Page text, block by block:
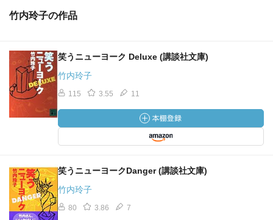
竹内玲子の作品
笑うニューヨーク Deluxe (講談社文庫)
竹内玲子
115 3.55 11
笑うニューヨークDanger (講談社文庫)
竹内玲子
80 3.86 7